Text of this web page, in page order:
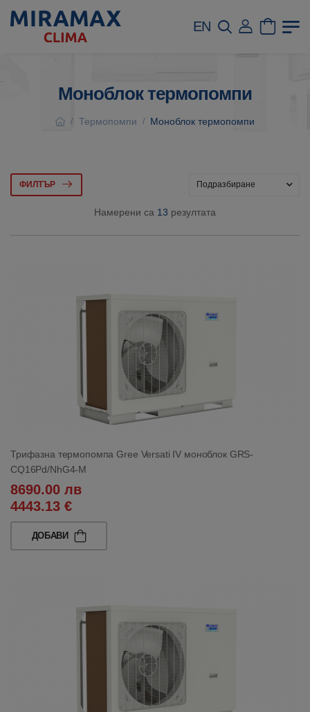
EN
Моноблок термопомпи
/ Термопомпи / Моноблок термопомпи
ФИЛТЪР
Намерени са 13 резултата
Трифазна термопомпа Gree Versati IV моноблок GRS-
CQ16Pd/NhG4-M
8690.00 лв
4443.13 €
ДОБАВИ